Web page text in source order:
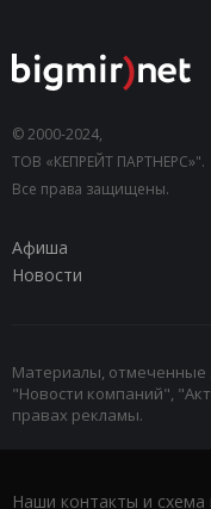
© 2000-2024,
ТОВ «КЕПРЕЙТ ПАРТНЕРС»".
Все права защищены.
Афиша
Новости
Материалы, отмеченные
"Новости компаний",
правах рекламы.
Наши контакты и схема